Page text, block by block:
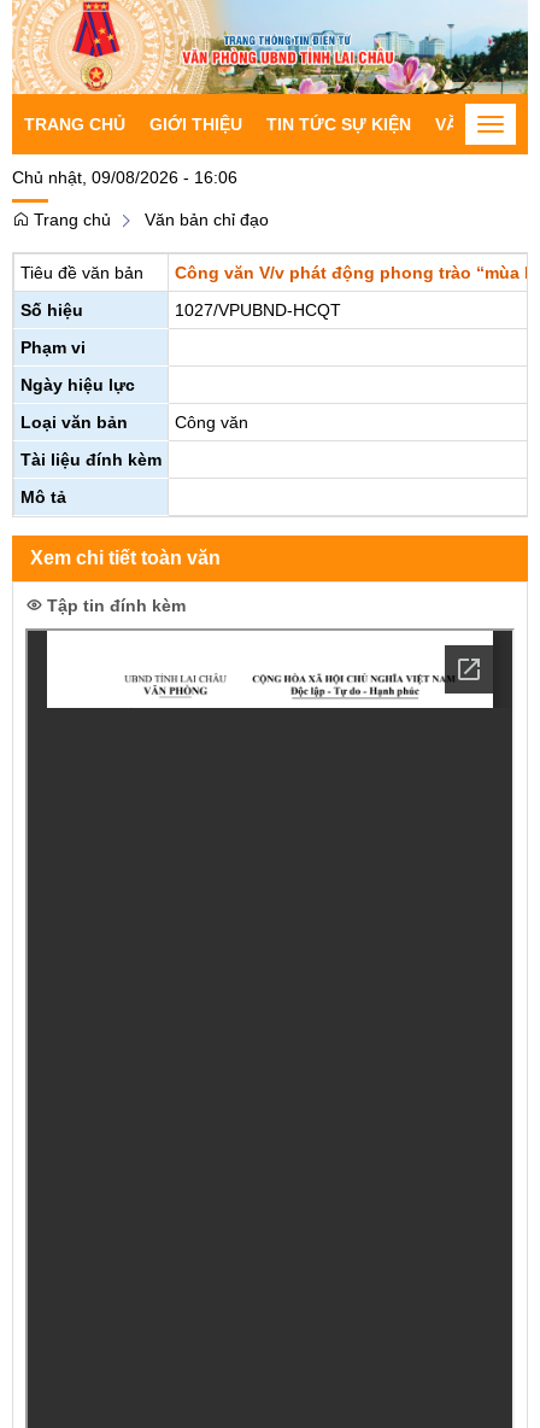
TRANG CHỦ GIỚI THIỆU TIN TỨC SỰ KIỆN VĂN BẢNToggle
Chủ nhật, 09/08/2026 - 16:06
Trang chủ Văn bản chỉ đạo
Tiêu đề văn bản
Công văn V/v phát động phong trào “mùa
Số hiệu
1027/VPUBND-HCQT
Phạm vi
Ngày hiệu lực
Loại văn bản
Công văn
Tài liệu đính kèm
Mô tả
Xem chi tiết toàn văn
Tập tin đính kèm